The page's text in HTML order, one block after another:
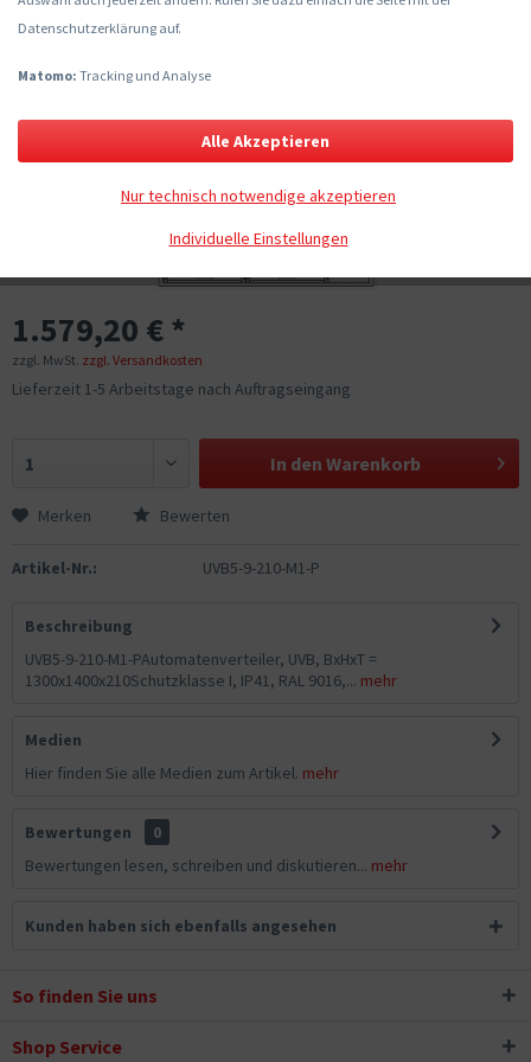
1.579,20 € *
zzgl. MwSt. zzgl. Versandkosten
Lieferzeit 1-5 Arbeitstage nach Auftragseingang
In den Warenkorb
Merken Bewerten
Artikel-Nr.: UVB5-9-210-M1-P
Beschreibung
UVB5-9-210-M1-PAutomatenverteiler, UVB, BxHxT =
1300x1400x210Schutzklasse I, IP41, RAL 9016,... mehr
Medien
Hier finden Sie alle Medien zum Artikel. mehr
Bewertungen
0
Bewertungen lesen, schreiben und diskutieren... mehr
Kunden haben sich ebenfalls angesehen
So finden Sie uns
Shop Service
Datenschutzerklärung auf.
Matomo: Tracking und Analyse
Individuelle Einstellungen
Nur technisch notwendige akzeptieren
Alle Akzeptieren